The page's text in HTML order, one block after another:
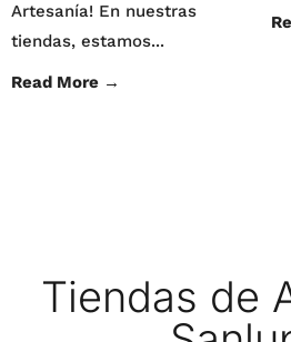
Artesanía! En nuestras
tiendas, estamos...
Read More →
Tiendas de